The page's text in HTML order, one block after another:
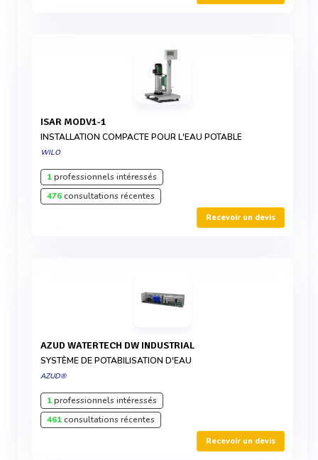
ISAR MODV1-1
INSTALLATION COMPACTE POUR L'EAU POTABLE
WILO
1professionnels intéressés
476consultations récentes
Recevoir un devis
AZUD WATERTECH DW INDUSTRIAL
SYSTÈME DE POTABILISATION D'EAU
AZUD®
1professionnels intéressés
461consultations récentes
Recevoir un devis